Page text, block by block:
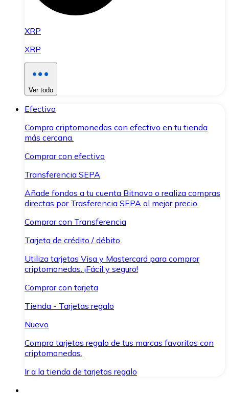
XRP
XRP
Ver todo
Efectivo
Compra criptomonedas con efectivo en tu tienda
más cercana.
Comprar con efectivo
Transferencia SEPA
Añade fondos a tu cuenta Bitnovo o realiza compras
directas por Trasferencia SEPA al mejor precio.
Comprar con Transferencia
Tarjeta de crédito / débito
Utiliza tarjetas Visa y Mastercard para comprar
criptomonedas. ¡Fácil y seguro!
Comprar con tarjeta
Tienda - Tarjetas regalo
Nuevo
Compra tarjetas regalo de tus marcas favoritas con
criptomonedas.
Ir a la tienda de tarjetas regalo